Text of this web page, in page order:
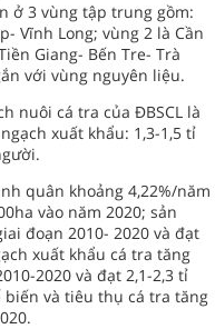
ở 3 vùng tập trung gồm:
Vĩnh Long; vùng 2 là Cần
Giang- Bến Tre- Trà
với vùng nguyên liệu.
nuôi cá tra của ĐBSCL là
xuất khẩu: 1,3-1,5 tỉ
quân khoảng 4,22%/năm
vào năm 2020; sản
đoạn 2010- 2020 và đạt
xuất khẩu cá tra tăng
2020 và đạt 2,1-2,3 tỉ
biến và tiêu thụ cá tra tăng